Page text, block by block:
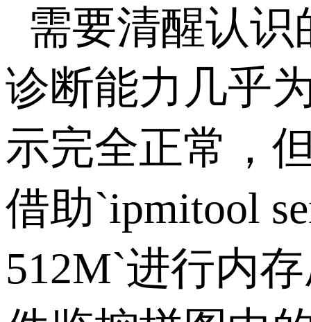
需要清醒认识
诊断能力几乎
示完全正常，
借助`ipmitool
512M`进行内